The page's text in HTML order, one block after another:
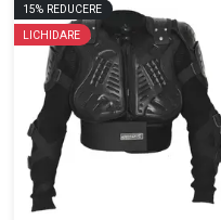
15% REDUCERE
LICHIDARE